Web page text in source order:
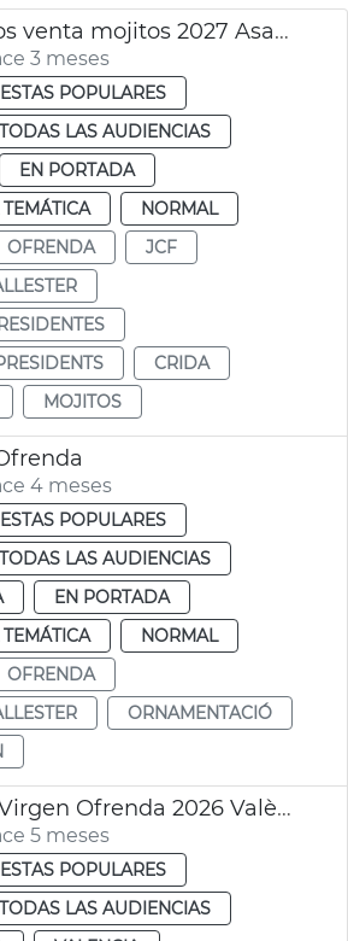
Fallas puestos venta mojitos 2027 Asamblea Presidentes
3 meses
POPULARES
TODAS LAS AUDIENCIAS
EN PORTADA
NORMAL
OFRENDA
JCF
CRIDA
MOJITOS
4 meses
POPULARES
TODAS LAS AUDIENCIAS
EN PORTADA
NORMAL
OFRENDA
ORNAMENTACIÓ
Manto de la Virgen Ofrenda 2026 València
5 meses
POPULARES
TODAS LAS AUDIENCIAS